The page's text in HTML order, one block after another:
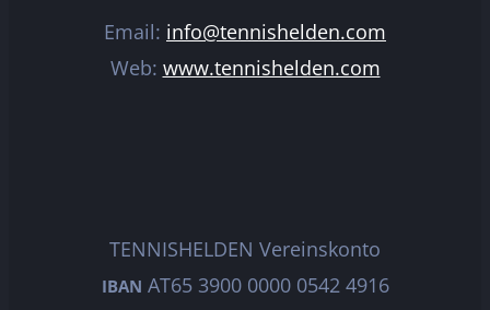
Email: info@tennishelden.com
Web: www.tennishelden.com
TENNISHELDEN Vereinskonto
IBAN AT65 3900 0000 0542 4916